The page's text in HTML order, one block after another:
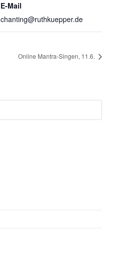
E-Mail
chanting@ruthkuepper.de
Online Mantra-Singen, 11.6.